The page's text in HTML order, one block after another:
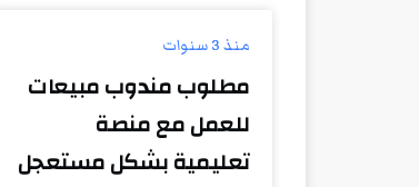
منذ 3 سنوات
مطلوب مندوب مبيعات
للعمل مع منصة
تعليمية بشكل مستعجل